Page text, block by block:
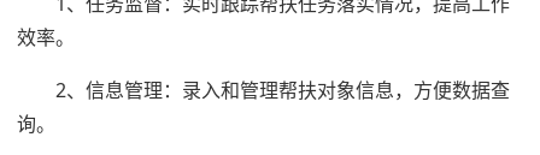
效率。
2、信息管理：录入和管理帮扶对象信息，方便数据查
询。